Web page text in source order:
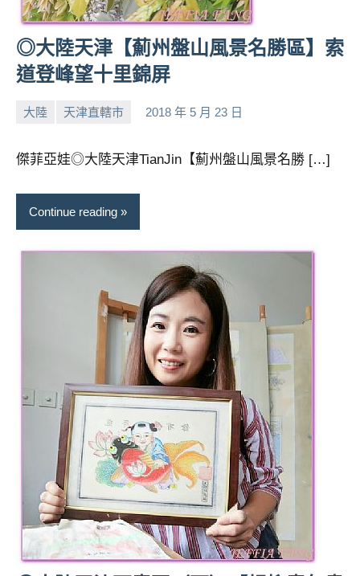
◎大陸天津【薊州盤山風景名勝區】索
道登峰望十里錦屏
大陸 天津直轄市 2018 年 5 月 23 日
小No
傑菲亞娃◎大陸天津TianJin【薊州盤山風景名勝 […]
Continue reading